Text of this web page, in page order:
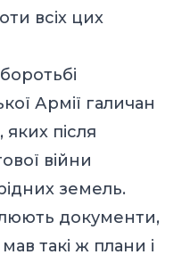
всіх цих
Армії галичан
яких після
війни
земель.
документи,
такі ж плани і